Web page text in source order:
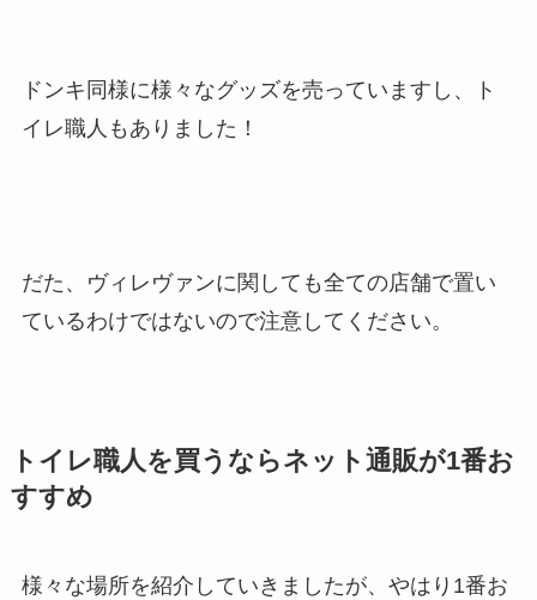
ドンキ同様に様々なグッズを売っていますし、ト
イレ職人もありました！
だた、ヴィレヴァンに関しても全ての店舗で置い
ているわけではないので注意してください。
トイレ職人を買うならネット通販が1番お
すすめ
様々な場所を紹介していきましたが、やはり1番お